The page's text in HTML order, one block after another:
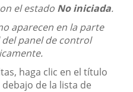
el estado No iniciada.
aparecen en la parte
panel de control
haga clic en el título
debajo de la lista de